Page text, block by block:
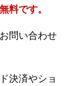
料です。
問い合わせ
決済やショ